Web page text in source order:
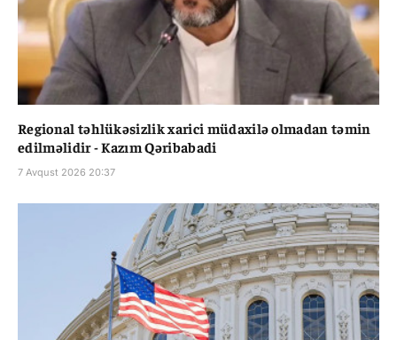
Regional təhlükəsizlik xarici müdaxilə olmadan təmin
edilməlidir - Kazım Qəribabadi
7 Avqust 2026 20:37